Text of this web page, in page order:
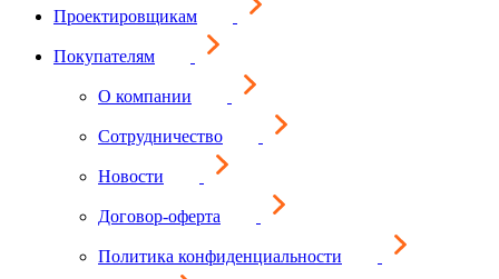
Проектировщикам
Покупателям
О компании
Сотрудничество
Новости
Договор-оферта
Политика конфиденциальности